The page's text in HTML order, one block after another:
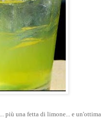
... più una fetta di limone... e un'ottima